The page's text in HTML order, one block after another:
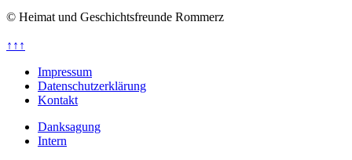
© Heimat und Geschichtsfreunde Rommerz
↑↑↑
Impressum
Datenschutzerklärung
Kontakt
Danksagung
Intern